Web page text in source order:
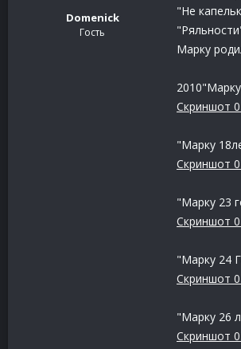
Domenick
Гость
"Не
Марку
Скриншот
"Марку
Скриншот
"Марку 23
Скриншот
"Марку 24
Скриншот
"Марку 26
Скриншот